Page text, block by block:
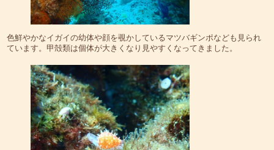
色鮮やかなイガイの幼体や顔を覗かしているマツバギンポなども見られ
ています。甲殻類は個体が大きくなり見やすくなってきました。